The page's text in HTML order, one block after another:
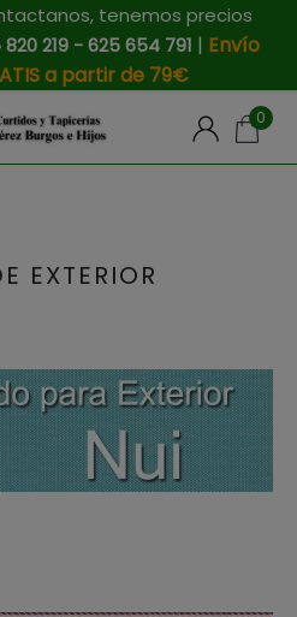
tenemos precios
219 - 625 654 791 | Envío
a partir de 79€
0
EXTERIOR